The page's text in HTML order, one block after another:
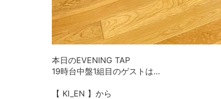
本日のEVENING TAP
19時台中盤1組目のゲストは…
【 KI_EN 】から